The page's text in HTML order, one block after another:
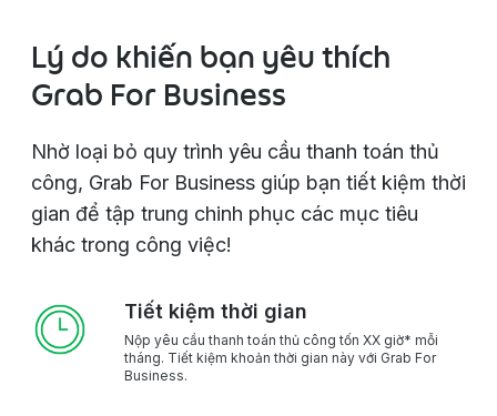
Lý do khiến bạn yêu thích
Grab For Business
Nhờ loại bỏ quy trình yêu cầu thanh toán thủ
công, Grab For Business giúp bạn tiết kiệm thời
gian để tập trung chinh phục các mục tiêu
khác trong công việc!
Tiết kiệm thời gian
Nộp yêu cầu thanh toán thủ công tốn XX giờ* mỗi
tháng. Tiết kiệm khoản thời gian này với Grab For
Business.